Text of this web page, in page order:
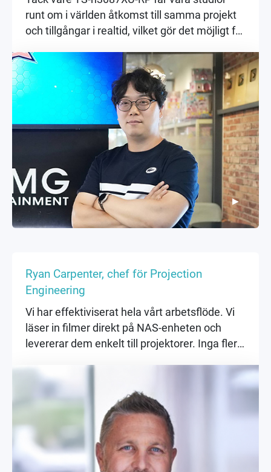
runt om i världen åtkomst till samma projekt
och tillgångar i realtid, vilket gör det möjligt för
berättande och visuella element.
▶ ▶
Ryan Carpenter, chef för Projection
Engineering
Vi har effektiviserat hela vårt arbetsflöde. Vi
läser in filmer direkt på NAS-enheten och
levererar dem enkelt till projektorer. Inga fler
bara fungerar.